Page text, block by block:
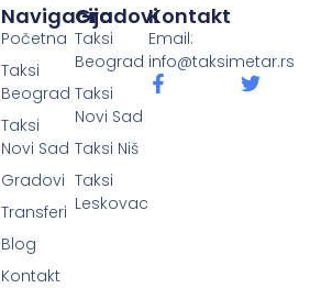
Gradovi
Taksi
Beograd
Taksi
Novi Sad
Taksi Niš
Taksi
Leskovac
Navigacija
Početna
Taksi
Beograd
Taksi
Novi Sad
Gradovi
Transferi
Blog
Kontakt
Kontakt
Email:
info@taksimetar.rs